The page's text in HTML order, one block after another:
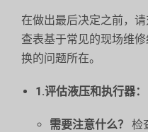
在做出最后决定之前，
查表基于常见的现场维
换的问题所在。
1.评估液压和执行器：
需要注意什么？
检